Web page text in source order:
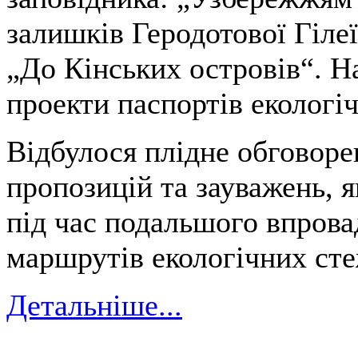
залишків Геродотової
„До Кінських островів“.
проекти паспортів
Відбулося плідне
пропозицій та зауважень,
під час подальшого
маршрутів екологічних
Детальніше...